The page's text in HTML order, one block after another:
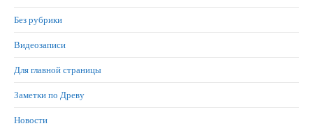
Без рубрики
Видеозаписи
Для главной страницы
Заметки по Древу
Новости